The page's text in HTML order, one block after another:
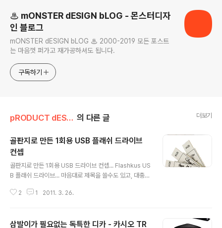
♨ mONSTER dESIGN bLOG - 몬스터디자
인 블로그
mONSTER dESIGN bLOG ♨ 2000-2019 모든 포스트
는 마음껏 퍼가고 재가공하셔도 됩니다.
구독하기
pRODUCT dESIGN 의 다른 글 더보기
골판지로 만든 1회용 USB 플래쉬 드라이브
컨셉
골판지로 만든 1회용 USB 드라이브 컨셉... Flashkus US
B 플래쉬 드라이브... 마음대로 제목을 쓸수도 있고, 대충
리가격이 더욱 더 싸진다면 충분히 가능한 얘기... 사실, 지
2 1 2011. 3. 26.
삼발이가 필요없는 독특한 디카 - 카시오 TR